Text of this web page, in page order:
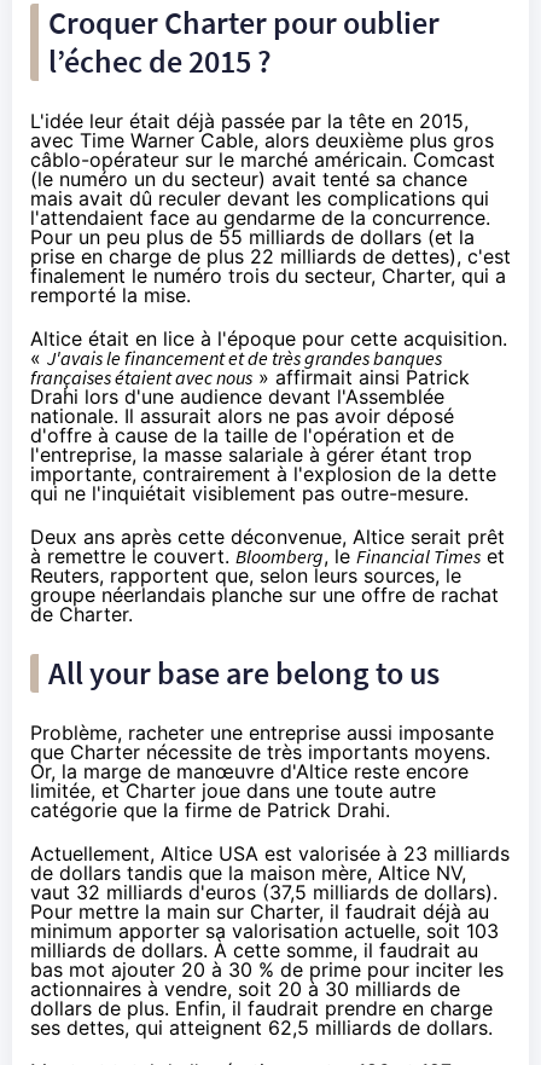
Croquer Charter pour oublier
l’échec de 2015 ?
L'idée leur était déjà passée par la tête en 2015,
avec Time Warner Cable, alors deuxième plus gros
câblo-opérateur sur le marché américain. Comcast
(le numéro un du secteur) avait tenté sa chance
mais avait dû reculer devant les complications qui
l'attendaient face au gendarme de la concurrence.
Pour un peu plus de 55 milliards de dollars (et la
prise en charge de plus 22 milliards de dettes), c'est
finalement le numéro trois du secteur, Charter, qui a
remporté la mise.
Altice était en lice à l'époque pour cette acquisition.
« J'avais le financement et de très grandes banques
françaises étaient avec nous » affirmait ainsi Patrick
Drahi lors d'une audience devant l'Assemblée
nationale. Il assurait alors ne pas avoir déposé
d'offre à cause de la taille de l'opération et de
l'entreprise, la masse salariale à gérer étant trop
importante, contrairement à l'explosion de la dette
qui ne l'inquiétait visiblement pas outre-mesure.
Deux ans après cette déconvenue, Altice serait prêt
à remettre le couvert. Bloomberg, le Financial Times et
Reuters, rapportent que, selon leurs sources, le
groupe néerlandais planche sur une offre de rachat
de Charter.
All your base are belong to us
Problème, racheter une entreprise aussi imposante
que Charter nécessite de très importants moyens.
Or, la marge de manœuvre d'Altice reste encore
limitée, et Charter joue dans une toute autre
catégorie que la firme de Patrick Drahi.
Actuellement, Altice USA est valorisée à 23 milliards
de dollars tandis que la maison mère, Altice NV,
vaut 32 milliards d'euros (37,5 milliards de dollars).
Pour mettre la main sur Charter, il faudrait déjà au
minimum apporter sa valorisation actuelle, soit 103
milliards de dollars. À cette somme, il faudrait au
bas mot ajouter 20 à 30 % de prime pour inciter les
actionnaires à vendre, soit 20 à 30 milliards de
dollars de plus. Enfin, il faudrait prendre en charge
ses dettes, qui atteignent 62,5 milliards de dollars.